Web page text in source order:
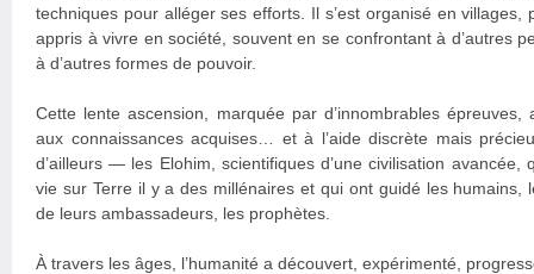
techniques pour alléger ses efforts. Il s’est organisé en villages,
appris à vivre en société, souvent en se confrontant à d’autres
à d’autres formes de pouvoir.
Cette lente ascension, marquée par d’innombrables
aux connaissances acquises… et à l’aide discrète mais
d’ailleurs — les Elohim, scientifiques d’une civilisation avancée,
vie sur Terre il y a des millénaires et qui ont guidé les humains,
de leurs ambassadeurs, les prophètes.
À travers les âges, l’humanité a découvert, expérimenté,